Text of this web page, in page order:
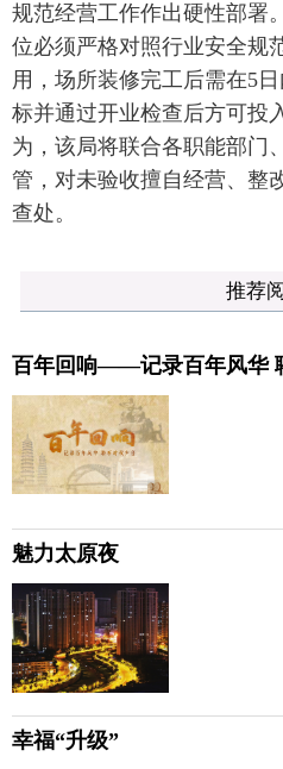
规范经营工作作出硬性部署
位必须严格对照行业安全规
用，场所装修完工后需在5
标并通过开业检查后方可投
为，该局将联合各职能部门
管，对未验收擅自经营、整
查处。
推荐
百年回响——记录百年风华
魅力太原夜
幸福“升级”